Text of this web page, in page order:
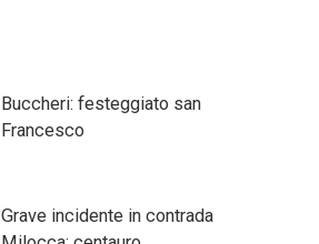
Buccheri: festeggiato san
Francesco
Grave incidente in contrada